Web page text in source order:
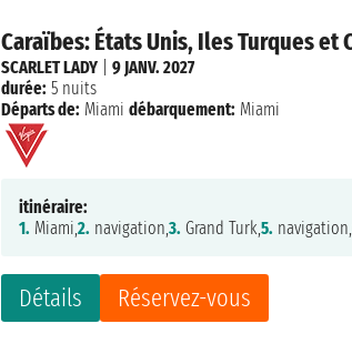
Caraïbes: États Unis, Iles Turques et
Détails Réservez-vous
SCARLET LADY |9 JANV. 2027
durée: 5 nuits
Départs de: Miami débarquement: Miami
itinéraire:
1. Miami,2. navigation,3. Grand Turk,5. navigation,